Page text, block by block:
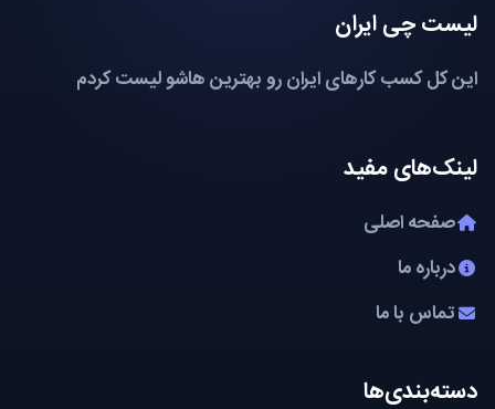
لیست چی ایران
این کل کسب کارهای ایران رو بهترین هاشو لیست کردم
لینک‌های مفید
صفحه اصلی
درباره ما
تماس با ما
دسته‌بندی‌ها